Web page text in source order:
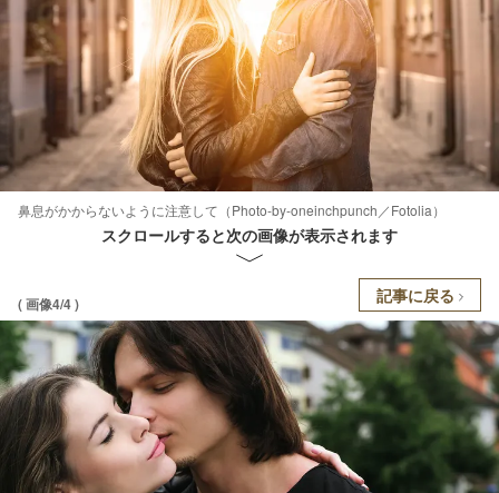
鼻息がかからないように注意して（Photo-by-oneinchpunch／Fotolia）
スクロールすると次の画像が表示されます
( 画像4/4 ) 記事に戻る